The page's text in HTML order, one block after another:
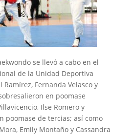
se llevó a cabo en el
de la Unidad Deportiva
Ramírez, Fernanda Velasco y
en poomase
Ilse Romero y
poomase de tercias; así como
Emily Montaño y Cassandra